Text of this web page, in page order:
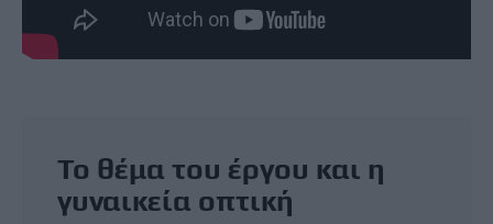
Το θέμα του έργου και η
γυναικεία οπτική